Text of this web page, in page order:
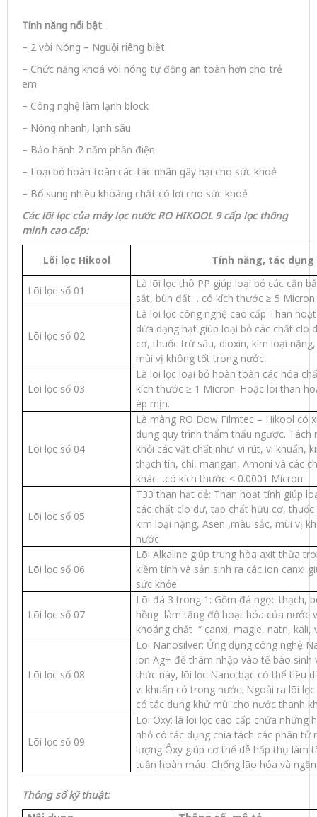
Tính năng nổi bật:
– 2 vòi Nóng – Nguội riêng biệt
– Chức năng khoá vòi nóng tự động an toàn hơn cho trẻ
em
– Công nghệ làm lạnh block
– Nóng nhanh, lạnh sâu
– Bảo hành 2 năm phần điện
– Loại bỏ hoàn toàn các tác nhân gây hại cho sức khoẻ
– Bổ sung nhiều khoáng chất có lợi cho sức khoẻ
Các lõi lọc của máy lọc nước RO HIKOOL 9 cấp lọc thông
minh cao cấp:
Lõi lọc Hikool Tính năng, tác dụng
Lõi lọc số 01
Là lõi lọc thô PP giúp loại bỏ các cặn
sắt, bùn đất… có kích thước ≥ 5 Micron.
Lõi lọc số 02
Là lõi lọc công nghệ cao cấp Than
dừa dạng hạt giúp loại bỏ các chất clo
cơ, thuốc trừ sâu, dioxin, kim loại
mùi vị không tốt trong nước.
Lõi lọc số 03
Là lõi lọc loại bỏ hoàn toàn các hóa
kích thước ≥ 1 Micron. Hoặc lõi than
ép mịn.
Lõi lọc số 04
Là màng RO Dow Filmtec – Hikool có
dụng quy trình thẩm thấu ngược. Tách
khỏi các vật chất như: vi rút, vi khuẩn,
thạch tín, chì, mangan, Amoni và các
khác…có kích thước < 0.0001 Micron.
Lõi lọc số 05
T33 than hạt dẻ: Than hoạt tính giúp
các chất clo dư, tạp chất hữu cơ,
kim loại nặng, Asen ,màu sắc, mùi vị
nước
Lõi lọc số 06
Lõi Alkaline giúp trung hòa axit thừa
kiềm tính và sản sinh ra các ion canxi
sức khỏe
Lõi lọc số 07
Lõi đá 3 trong 1: Gồm đá ngọc thạch,
hồng làm tăng độ hoạt hóa của nước
khoáng chất “ canxi, magie, natri, kali,
Lõi lọc số 08
Lõi Nanosilver: Ứng dụng công nghệ
ion Ag+ để thâm nhập vào tế bào sinh
thức này, lõi lọc Nano bạc có thể tiêu
vi khuẩn có trong nước. Ngoài ra lõi
có tác dụng khử mùi cho nước thanh
Lõi lọc số 09
Lõi Oxy: là lõi lọc cao cấp chứa những
nhỏ có tác dụng chia tách các phân tử
lượng Ôxy giúp cơ thể dễ hấp thụ làm
tuần hoàn máu. Chống lão hóa và
Thông số kỹ thuật: